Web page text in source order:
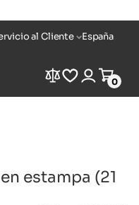
al Cliente España
Compare
Wishlist
Login
Cart
0
estampa (21